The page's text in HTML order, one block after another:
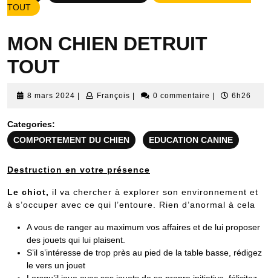
TOUT
MON CHIEN DETRUIT
TOUT
8 mars 2024 8
François François0 commentaire 6h26
Categories:
COMPORTEMENT DU CHIEN
EDUCATION CANINE
Destruction en votre présence
Le chiot, il va chercher à explorer son environnement et
à s’occuper avec ce qui l’entoure. Rien d’anormal à cela
A vous de ranger au maximum vos affaires et de lui proposer
des jouets qui lui plaisent.
S’il s’intéresse de trop près au pied de la table basse, rédigez
le vers un jouet